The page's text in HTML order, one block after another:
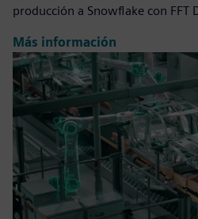
producción a Snowflake con FFT
Más información